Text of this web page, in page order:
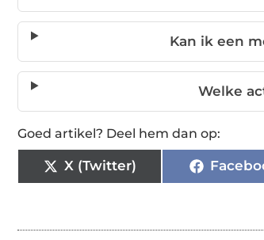
Kan ik een
Welke
Goed artikel? Deel hem dan op:
X (Twitter)